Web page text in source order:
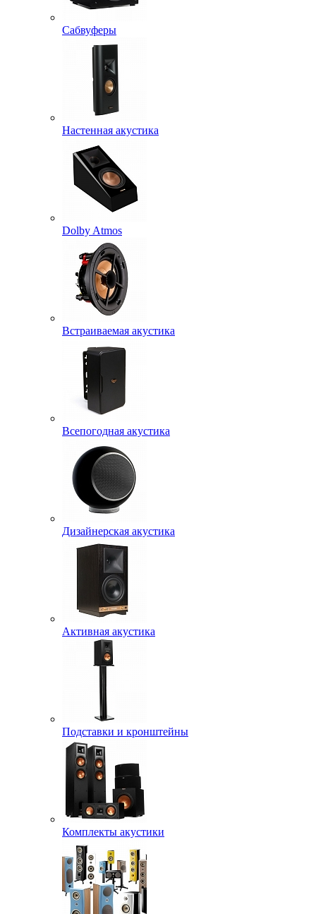
Сабвуферы
Настенная акустика
Dolby Atmos
Встраиваемая акустика
Всепогодная акустика
Дизайнерская акустика
Активная акустика
Подставки и кронштейны
Комплекты акустики